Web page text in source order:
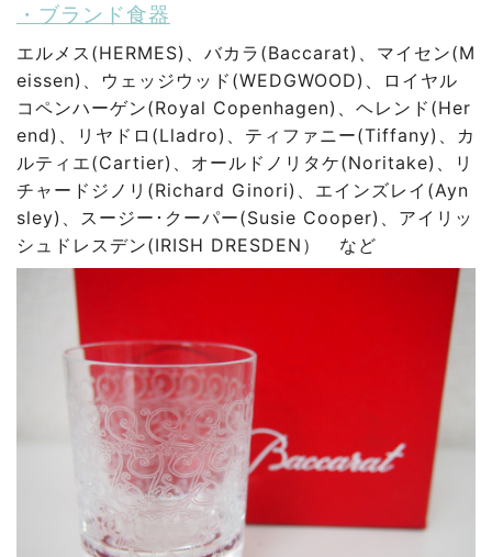
・ブランド食器
エルメス(HERMES)、バカラ(Baccarat)、マイセン(M
eissen)、ウェッジウッド(WEDGWOOD)、ロイヤル
コペンハーゲン(Royal Copenhagen)、ヘレンド(Her
end)、リヤドロ(Lladro)、ティファニー(Tiffany)、カ
ルティエ(Cartier)、オールドノリタケ(Noritake)、リ
チャードジノリ(Richard Ginori)、エインズレイ(Ayn
sley)、スージー･クーパー(Susie Cooper)、アイリッ
シュドレスデン(IRISH DRESDEN） など